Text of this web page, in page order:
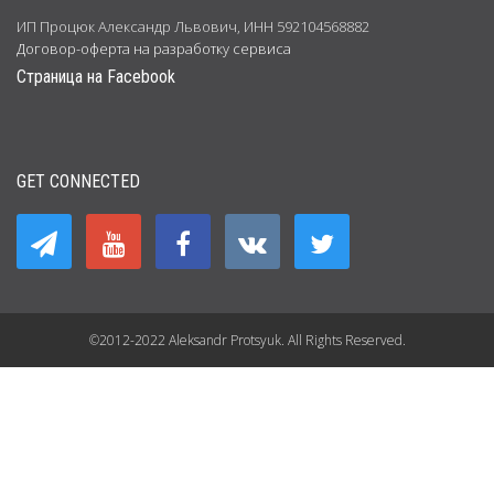
ИП Процюк Александр Львович, ИНН 592104568882
Договор-оферта на разработку сервиса
Страница на Facebook
GET CONNECTED
©2012-2022 Aleksandr Protsyuk. All Rights Reserved.